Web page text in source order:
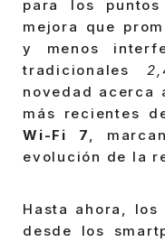
para los
mejora que
y menos
tradicionales
novedad acerca
más recientes
Wi-Fi 7,
evolución de la
Hasta ahora,
desde los